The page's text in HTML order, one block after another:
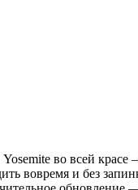
во всей красе
вовремя и без